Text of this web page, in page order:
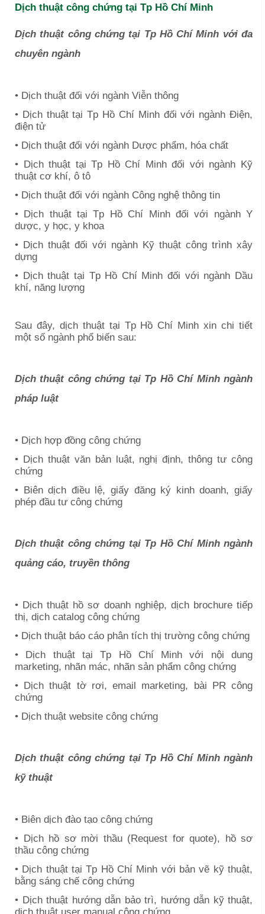
Dịch thuật công chứng tại Tp Hồ Chí Minh
Dịch thuật công chứng tại Tp Hồ Chí Minh với đa
chuyên ngành
• Dịch thuật đối với ngành Viễn thông
• Dịch thuật tạiTp Hồ Chí Minhđối với ngành Điện,
điện tử
• Dịch thuật đối với ngành Dược phẩm, hóa chất
• Dịch thuật tạiTp Hồ Chí Minhđối với ngành Kỹ
thuật cơ khí, ô tô
• Dịch thuật đối với ngành Công nghệ thông tin
• Dịch thuật tạiTp Hồ Chí Minhđối với ngành Y
dược, y học, y khoa
• Dịch thuật đối với ngành Kỹ thuật công trình xây
dựng
• Dịch thuật tại Tp Hồ Chí Minh đối với ngành Dầu
khí, năng lượng
Sau đây, dịch thuật tại Tp Hồ Chí Minh xin chi tiết
một số ngành phổ biến sau:
Dịch thuật công chứng tại Tp Hồ Chí Minhngành
pháp luật
• Dịch hợp đồng công chứng
• Dịch thuật văn bản luật, nghị định, thông tư công
chứng
• Biên dịch điều lệ, giấy đăng ký kinh doanh, giấy
phép đầu tư công chứng
Dịch thuật công chứng tại Tp Hồ Chí Minhngành
quảng cáo, truyền thông
• Dịch thuật hồ sơ doanh nghiệp, dịch brochure tiếp
thị, dịch catalog công chứng
• Dịch thuật báo cáo phân tích thị trường công chứng
• Dịch thuật tạiTp Hồ Chí Minh với nội dung
marketing, nhãn mác, nhãn sản phẩm công chứng
• Dịch thuật tờ rơi, email marketing, bài PR công
chứng
• Dịch thuật website công chứng
Dịch thuật công chứng tại Tp Hồ Chí Minhngành
kỹ thuật
• Biên dịch đào tạo công chứng
• Dịch hồ sơ mời thầu (Request for quote), hồ sơ
thầu công chứng
• Dịch thuật tạiTp Hồ Chí Minh với bản vẽ kỹ thuật,
bằng sáng chế công chứng
• Dịch thuật hướng dẫn bảo trì, hướng dẫn kỹ thuật,
dịch thuật user manual công chứng